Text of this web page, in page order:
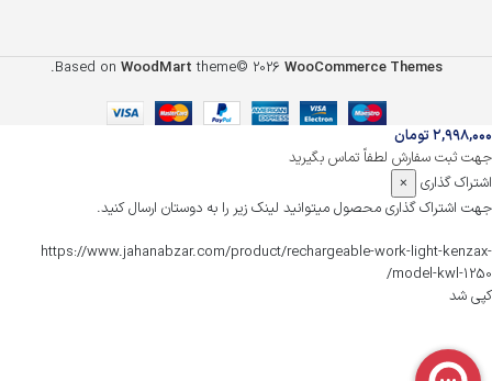
مجهز به دسته چرخشی با قابلیت چرخش
روکش ضد آب
Based on WoodMart theme© 2026 WooCommerce Themes
.
۲,۹۹۸,۰۰۰تومان
جهت ثبت سفارش لطفاً تماس بگیرید
اشتراک گذاری
×
جهت اشتراک گذاری محصول میتوانید لینک زیر را به دوستان ارسال کنید.
https://www.jahanabzar.com/product/rechargeable-work-light-kenzax-
model-kwl-1250/
کپی شد